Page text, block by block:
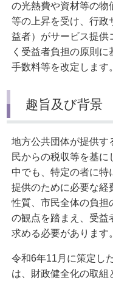
の光熱費や資材等の物
等の上昇を受け、行政
益者）がサービス提供
く受益者負担の原則に
手数料等を改定します。
趣旨及び背景
地方公共団体が提供す
民からの税収等を基
中でも、特定の者に
提供のために必要な経
性質、市民全体の負担
の観点を踏まえ、受益
求める必要があります。
令和6年11月に策定し
は、財政健全化の取組